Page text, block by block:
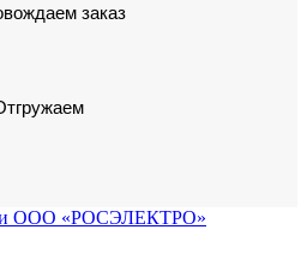
заказ